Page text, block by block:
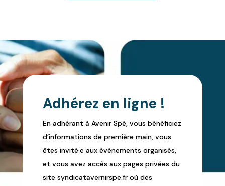
Adhérez en ligne !
En adhérant à Avenir Spé, vous bénéficiez
d’informations de première main, vous
êtes invité·e aux événements organisés,
et vous avez accès aux pages privées du
site syndicatavernirspe.fr où des